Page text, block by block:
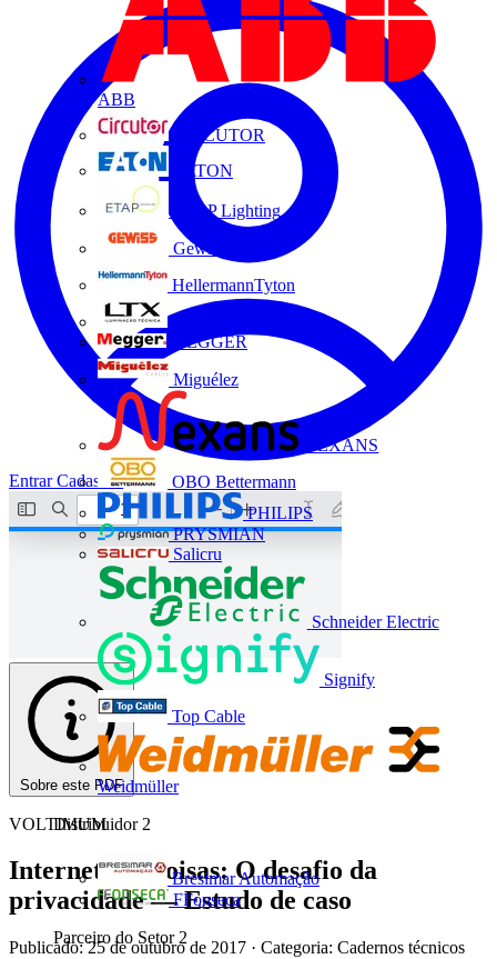
ABB
CIRCUTOR
EATON
ETAP Lighting
Gewiss
HellermannTyton
MEGGER
Miguélez
NEXANS
OBO Bettermann
PHILIPS
PRYSMIAN
Salicru
Schneider Electric
Signify
Top Cable
Weidmüller
Distribuidor 2
Bresimar Automação
FFonseca
Parceiro do Setor 2
EntrarCadastrar
Sobre este PDF
VOLTIMUM
Internet das coisas: O desafio da
privacidade — Estudo de caso
Publicado: 25 de outubro de 2017 · Categoria: Cadernos técnicos